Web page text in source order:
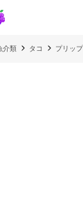
介類 タコ プリッ